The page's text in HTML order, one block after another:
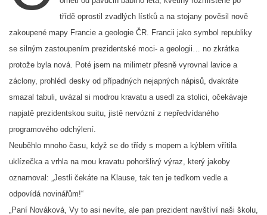
třídě oprostil zvadlých lístků a na stojany pověsil nově
zakoupené mapy Francie a geologie ČR. Francii jako symbol republiky
se silným zastoupením prezidentské moci- a geologii… no zkrátka
protože byla nová. Poté jsem na milimetr přesně vyrovnal lavice a
záclony, prohlédl desky od případných nejapných nápisů, dvakráte
smazal tabuli, uvázal si modrou kravatu a usedl za stolici, očekávaje
napjatě prezidentskou suitu, jistě nervózní z nepředvídaného
programového odchýlení.
Neuběhlo mnoho času, když se do třídy s mopem a kýblem vřítila
uklízečka a vrhla na mou kravatu pohoršlivý výraz, který jakoby
oznamoval: „Jestli čekáte na Klause, tak ten je teďkom vedle a
odpovídá novinářům!“
„Paní Nováková, Vy to asi nevíte, ale pan prezident navštíví naši školu,